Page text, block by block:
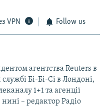
VPN Follow us
агентства Reuters в
службі Бі-Бі-Сі в Лондоні,
1+1 та агенції
– редактор Радіо